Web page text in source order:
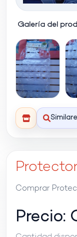
Galería del
Comprar
Precio: